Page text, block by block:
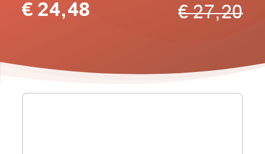
€ 24,48 €27,20
Product